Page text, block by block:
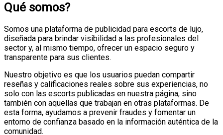
Qué somos?
Somos una plataforma de publicidad para escorts de lujo,
diseñada para brindar visibilidad a las profesionales del
sector y, al mismo tiempo, ofrecer un espacio seguro y
transparente para sus clientes.
Nuestro objetivo es que los usuarios puedan compartir
reseñas y calificaciones reales sobre sus experiencias, no
solo con las escorts publicadas en nuestra página, sino
también con aquellas que trabajan en otras plataformas. De
esta forma, ayudamos a prevenir fraudes y fomentar un
entorno de confianza basado en la información auténtica de la
comunidad.